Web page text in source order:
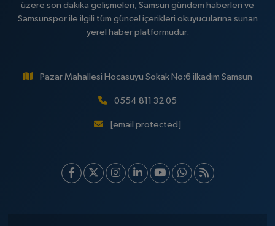
üzere son dakika gelişmeleri, Samsun gündem haberleri ve
Samsunspor ile ilgili tüm güncel içerikleri okuyucularına sunan
yerel haber platformudur.
Pazar Mahallesi Hocasuyu Sokak No:6 ilkadım Samsun
0554 811 32 05
[email protected]